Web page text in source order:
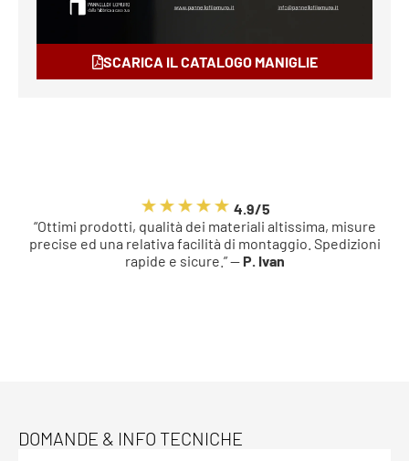
SCARICA IL CATALOGO MANIGLIE
4.9/5
“Ottimi prodotti, qualità dei materiali altissima, misure
precise ed una relativa facilità di montaggio. Spedizioni
rapide e sicure.” — P. Ivan
DOMANDE & INFO TECNICHE